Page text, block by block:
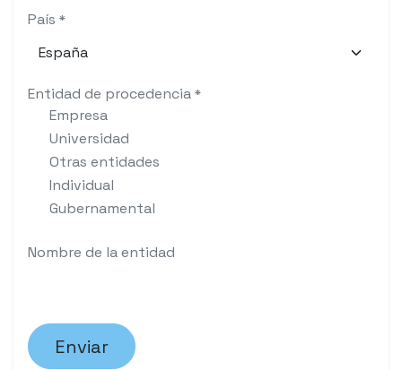
País *
Entidad de procedencia *
Empresa
Universidad
Otras entidades
Individual
Gubernamental
Nombre de la entidad
Enviar